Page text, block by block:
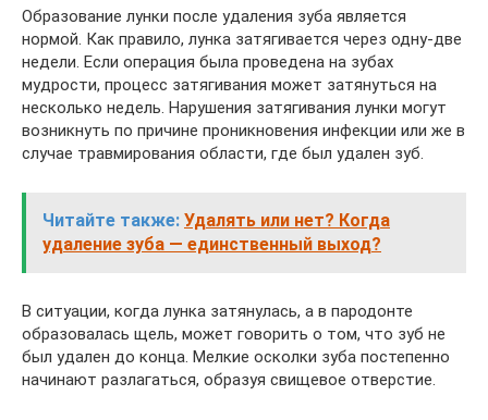
Образование лунки после удаления зуба является
нормой. Как правило, лунка затягивается через одну-две
недели. Если операция была проведена на зубах
мудрости, процесс затягивания может затянуться на
несколько недель. Нарушения затягивания лунки могут
возникнуть по причине проникновения инфекции или же в
случае травмирования области, где был удален зуб.
Читайте также: Удалять или нет? Когда
удаление зуба — единственный выход?
В ситуации, когда лунка затянулась, а в пародонте
образовалась щель, может говорить о том, что зуб не
был удален до конца. Мелкие осколки зуба постепенно
начинают разлагаться, образуя свищевое отверстие.